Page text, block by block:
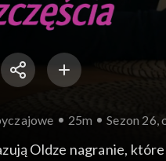
25m Sezon 26,
Oldze nagranie,